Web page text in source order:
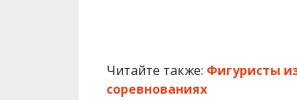
Читайте также: Фигуристы
соревнованиях